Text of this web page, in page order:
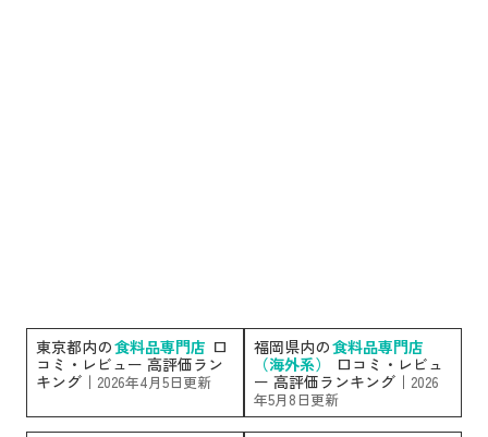
東京都内の食料品専門店 口
コミ・レビュー 高評価ラン
キング｜ 2026年4月5日更新
福岡県内の食料品専門店
（海外系）
口コミ・レビュ
ー 高評価ランキング｜ 2026
年5月8日更新